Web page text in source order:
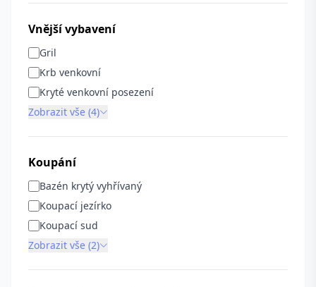
Vnější vybavení
Gril
Krb venkovní
Kryté venkovní posezení
Zobrazit vše (4)
Koupání
Bazén krytý vyhřívaný
Koupací jezírko
Koupací sud
Zobrazit vše (2)